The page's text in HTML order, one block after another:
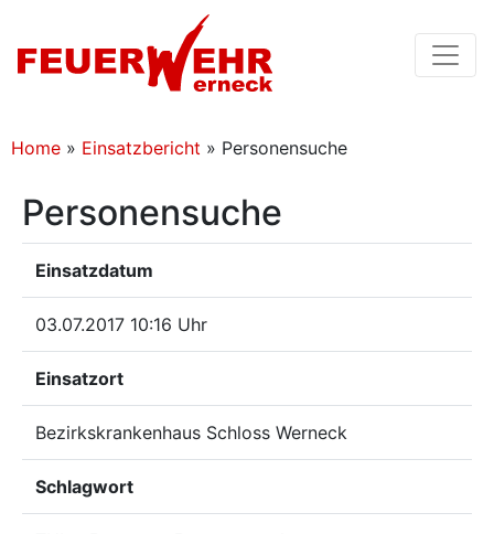
Home » Einsatzbericht » Personensuche
Personensuche
Einsatzdatum
03.07.2017 10:16 Uhr
Einsatzort
Bezirkskrankenhaus Schloss Werneck
Schlagwort